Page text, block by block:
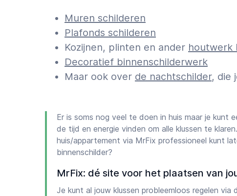
Muren schilderen
Plafonds schilderen
Kozijnen, plinten en ander houtwerk
Decoratief binnenschilderwerk
Maar ook over de nachtschilder, die
Er is soms nog veel te doen in huis maar je kunt
de tijd en energie vinden om alle klussen te
huis/appartement via MrFix professioneel kunt
binnenschilder?
MrFix: dé site voor het plaatsen van
Je kunt al jouw klussen probleemloos regelen via